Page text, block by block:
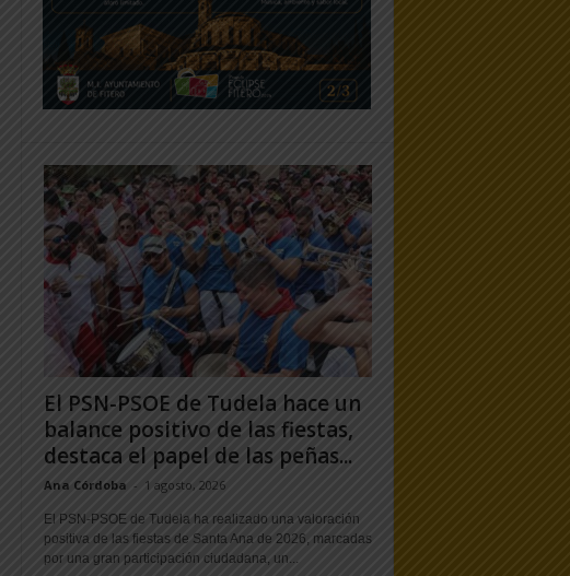
El PSN-PSOE de Tudela hace un
balance positivo de las fiestas,
destaca el papel de las peñas...
Ana Córdoba - 1 agosto, 2026
El PSN-PSOE de Tudela ha realizado una valoración
positiva de las fiestas de Santa Ana de 2026, marcadas
por una gran participación ciudadana, un...